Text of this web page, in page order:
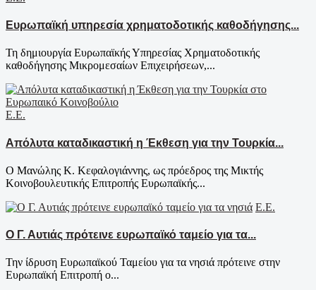
Ευρωπαϊκή υπηρεσία χρηματοδοτικής καθοδήγησης...
Τη δημιουργία Ευρωπαϊκής Υπηρεσίας Χρηματοδοτικής
καθοδήγησης Μικρομεσαίων Επιχειρήσεων,...
Ε.Ε.
Απόλυτα καταδικαστική η Έκθεση για την Τουρκία...
Ο Μανώλης Κ. Κεφαλογιάννης, ως πρόεδρος της Μικτής
Κοινοβουλευτικής Επιτροπής Ευρωπαϊκής...
Ε.Ε.
Ο Γ. Αυτιάς πρότεινε ευρωπαϊκό ταμείο για τα...
Την ίδρυση Ευρωπαϊκού Ταμείου για τα νησιά πρότεινε στην
Ευρωπαϊκή Επιτροπή ο...